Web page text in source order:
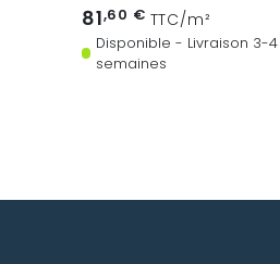
81,60 € TTC/m²
Disponible - Livraison 3-4
semaines